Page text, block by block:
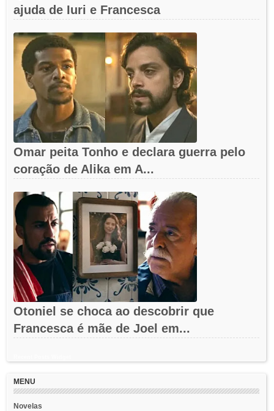
ajuda de Iuri e Francesca
Omar peita Tonho e declara guerra pelo
coração de Alika em A...
Otoniel se choca ao descobrir que
Francesca é mãe de Joel em...
MENU
Novelas